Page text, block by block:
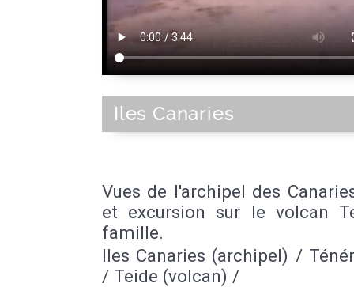
Iles Canaries
Vues de l'archipel des
et excursion sur le volcan
famille.
Iles Canaries (archipel) /
/ Teide (volcan) /